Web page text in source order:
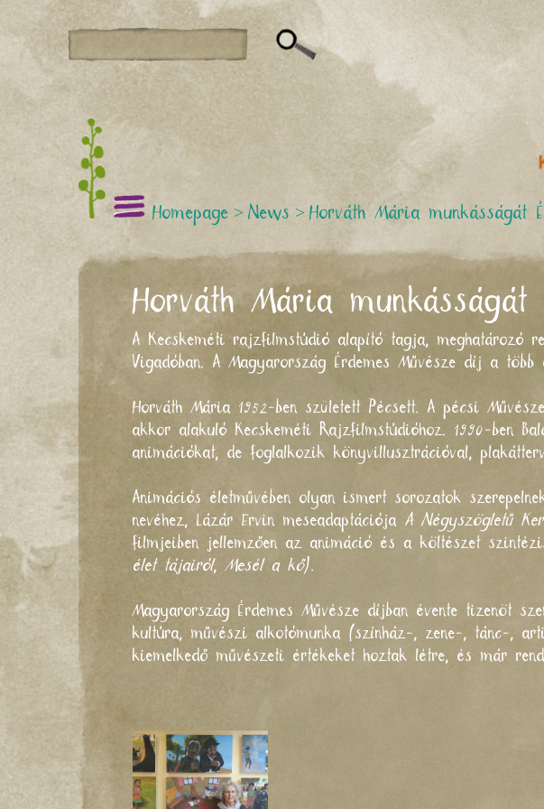
Homepage > News > Horváth Mária munkásságát
Horváth Mária
A Kecskeméti rajzfilmstúdió alapító tagja, meghatározó
Vigadóban. A Magyarország Érdemes Művésze díj a
Horváth Mária 1952-ben született Pécsett. A pécsi
akkor alakuló Kecskeméti Rajzfilmstúdióhoz. 1990-ben
animációkat, de foglalkozik könyvillusztrációval,
Animációs életművében olyan ismert sorozatok
nevéhez, Lázár Ervin meseadaptációja A Négyszögletű
filmjeiben jellemzően az animáció és a költészet
élet tájairól, Mesél a kő).
Magyarország Érdemes Művésze díjban évente tizenöt
kultúra, művészi alkotómunka (színház-, zene-, tánc-,
kiemelkedő művészeti értékeket hoztak létre, és már